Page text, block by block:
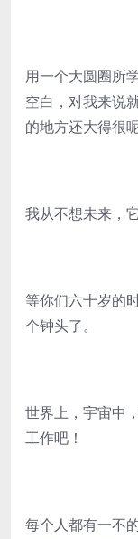
用一个大圆圈所
空白，对我来说
的地方还大得很呢
我从不想未来，
等你们六十岁的
个钟头了。
世界上，宇宙中
工作吧！
每个人都有一不